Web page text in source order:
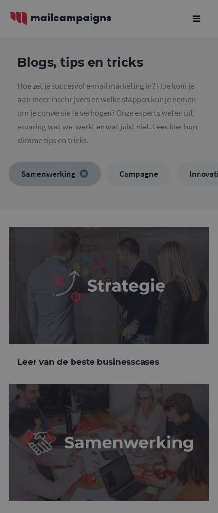
Blogs, tips en tricks
Hoe zet je succesvol e-mail marketing in? Hoe kom je
aan meer inschrijvers en welke stappen kun je nemen
om je conversie te verhogen? Onze experts weten uit
ervaring wat wel werkt en wat juist niet. Lees hier hun
slimme tips en tricks.
Samenwerking Campagne
Leer van de beste businesscases